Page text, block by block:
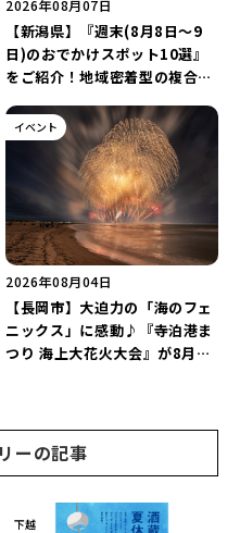
2026年08月07日
【新潟県】『週末(8月8日～9
日)のおでかけスポット10選』
をご紹介！地域密着型の複合施
ナ丸大新潟のサマーフェスタ
2026」がおすすめ♪
イベント
2026年08月04日
【長岡市】大迫力の「海のフェ
ニックス」に感動♪『寺泊港ま
つり 海上大花火大会』が8月7
ーの記事
下越